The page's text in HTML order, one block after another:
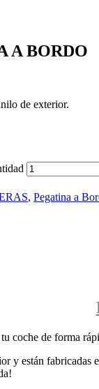
A BORDO
de exterior.
, Pegatina a
coche de forma
y están